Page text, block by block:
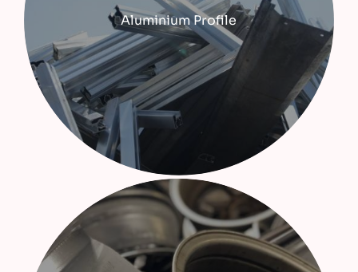
Aluminium Profile